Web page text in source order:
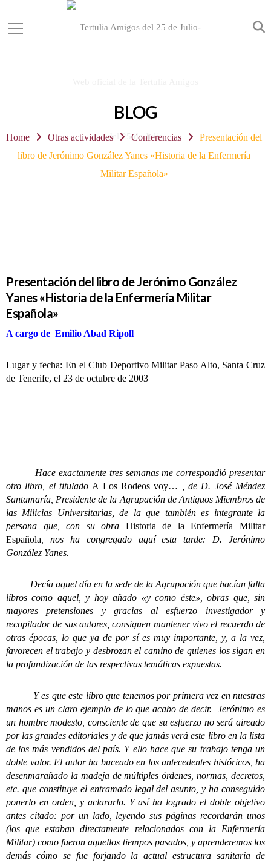
BLOG
Home Otras actividades Conferencias
Presentación del
libro de Jerónimo González Yanes «Historia de la Enfermería
Militar Española»
Presentación del libro de Jerónimo González
Yanes «Historia de la Enfermería Militar
Española»
A cargo de Emilio Abad Ripoll
Lugar y fecha: En el Club Deportivo Militar Paso Alto, Santa Cruz
de Tenerife, el 23 de octubre de 2003
Hace exactamente tres semanas me correspondió presentar
otro libro, el titulado A Los Rodeos voy…
, de D. José Méndez
Santamaría, Presidente de la Agrupación de Antiguos Miembros de
las Milicias Universitarias, de la que también es integrante la
persona que, con su obra Historia de la Enfermería Militar
Española , nos ha congregado aquí esta tarde: D. Jerónimo
González Yanes.
Decía aquel día en la sede de la Agrupación que hacían falta
libros como aquel, y hoy añado «y como éste», obras que, sin
mayores pretensiones y gracias al esfuerzo investigador y
recopilador de sus autores, consiguen mantener vivo el recuerdo de
otras épocas, lo que ya de por sí es muy importante, y, a la vez,
favorecen el trabajo y desbrozan el camino de quienes los sigan en
la profundización de las respectivas temáticas expuestas.
Y es que este libro que tenemos por primera vez en nuestras
manos es un claro ejemplo de lo que acabo de decir. Jerónimo es
un hombre modesto, consciente de que su esfuerzo no será aireado
por las grandes editoriales y de que jamás verá este libro en la lista
de los más vendidos del país. Y ello hace que su trabajo tenga un
doble valor. El autor ha buceado en los antecedentes históricos, ha
desenmarañado la madeja de múltiples órdenes, normas, decretos,
etc. que constituye el entramado legal del asunto, y ha conseguido
ponerlo en orden, y aclararlo. Y así ha logrado el doble objetivo
antes citado: por un lado, leyendo sus páginas recordarán unos
(los que estaban directamente relacionados con la Enfermería
Militar) como fueron aquellos tiempos pasados, y aprenderemos los
demás cómo se fue forjando la actual estructura sanitaria de